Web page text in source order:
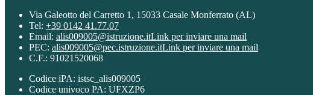
Via Galeotto del Carretto 1, 15033 Casale Monferrato (AL)
Tel: +39 0142 41.77.07
Email: alis009005@istruzione.itLink per inviare una mail
PEC: alis009005@pec.istruzione.itLink per inviare una mail
C.F.: 91021520068
Codice iPA: istsc_alis009005
Codice univoco PA: UFXZP6